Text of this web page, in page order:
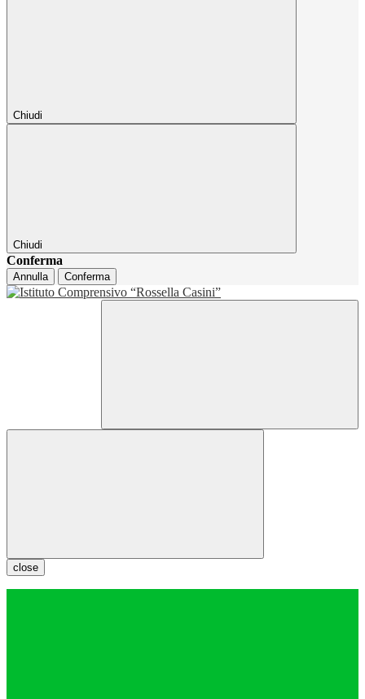
Chiudi
Chiudi
Conferma
Annulla Conferma
close